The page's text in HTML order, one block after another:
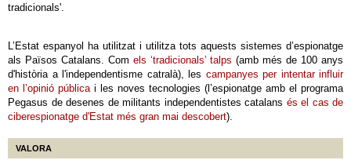
tradicionals'.
L’Estat espanyol ha utilitzat i utilitza tots aquests sistemes d’espionatge
als Països Catalans. Com els ‘tradicionals’ talps (amb més de 100 anys
d'història a l'independentisme catralà), les campanyes per intentar influir
en l’opinió públicai les noves tecnologies (l’espionatge amb el programa
Pegasus de desenes de militants independentistes catalans és el cas de
ciberespionatge d'Estat més gran mai descobert).
VALORA